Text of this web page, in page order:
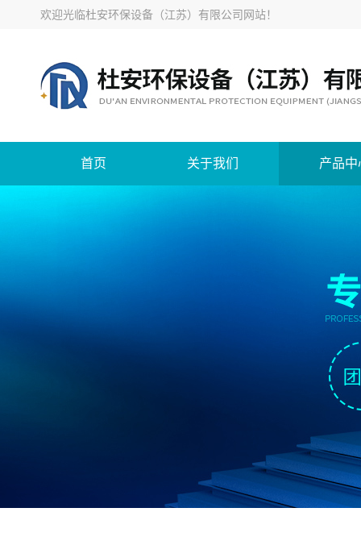
欢迎光临杜安环保设备（江苏）有限公司网站！
首页 关于我们 产品中